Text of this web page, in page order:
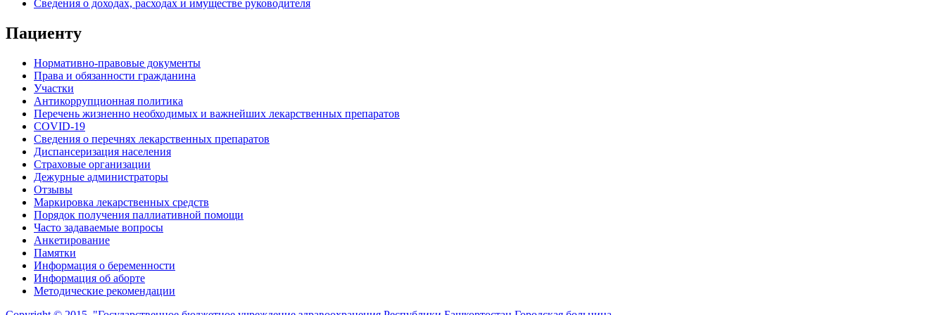
Сведения о доходах, расходах и имуществе руководителя
Пациенту
Нормативно-правовые документы
Права и обязанности гражданина
Участки
Антикоррупционная политика
Перечень жизненно необходимых и важнейших лекарственных препаратов
COVID-19
Сведения о перечнях лекарственных препаратов
Диспансеризация населения
Страховые организации
Дежурные администраторы
Отзывы
Маркировка лекарственных средств
Порядок получения паллиативной помощи
Часто задаваемые вопросы
Анкетирование
Памятки
Информация о беременности
Информация об аборте
Методические рекомендации